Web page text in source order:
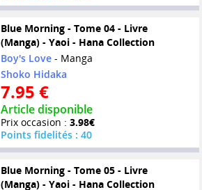
Blue Morning - Tome 04 - Livre
(Manga) - Yaoi - Hana Collection
Boy's Love- Manga
Shoko Hidaka
7.95 €
Article disponible
Prix occasion : 3.98€
Points fidelités : 40
Blue Morning - Tome 05 - Livre
(Manga) - Yaoi - Hana Collection